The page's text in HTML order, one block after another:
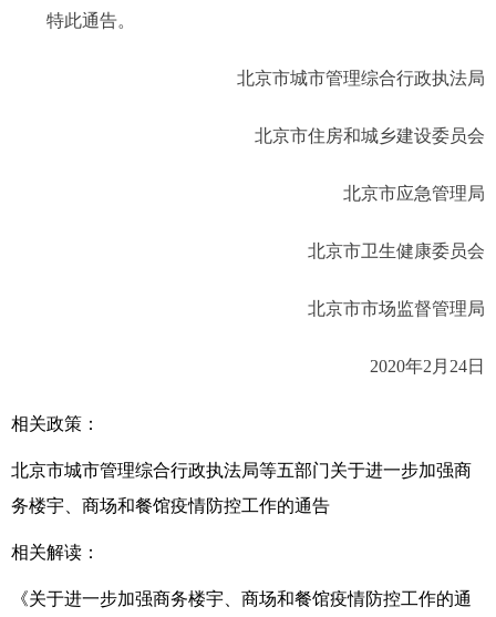
特此通告。
北京市城市管理综合行政执法局
北京市住房和城乡建设委员会
北京市应急管理局
北京市卫生健康委员会
北京市市场监督管理局
2020年2月24日
相关政策：
北京市城市管理综合行政执法局等五部门关于进一步加强商
务楼宇、商场和餐馆疫情防控工作的通告
相关解读：
《关于进一步加强商务楼宇、商场和餐馆疫情防控工作的通